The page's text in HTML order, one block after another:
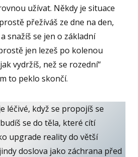
užívat. Někdy je situace
přežíváš ze dne na den,
snažíš se jen o základní
jen lezeš po kolenou
vydržíš, než se rozední“
to peklo skončí.
léčivé, když se propojíš se
se do těla, které cítí
upgrade reality do větší
doslova jako záchrana před